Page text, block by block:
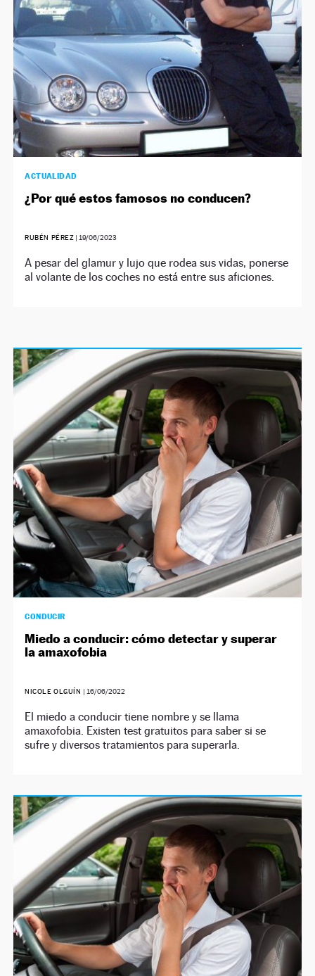
ACTUALIDAD
¿Por qué estos famosos no conducen?
RUBÉN PÉREZ | 19/06/2023
A pesar del glamur y lujo que rodea sus vidas, ponerse
al volante de los coches no está entre sus aficiones.
CONDUCIR
Miedo a conducir: cómo detectar y superar
la amaxofobia
NICOLE OLGUÍN | 16/06/2022
El miedo a conducir tiene nombre y se llama
amaxofobia. Existen test gratuitos para saber si se
sufre y diversos tratamientos para superarla.